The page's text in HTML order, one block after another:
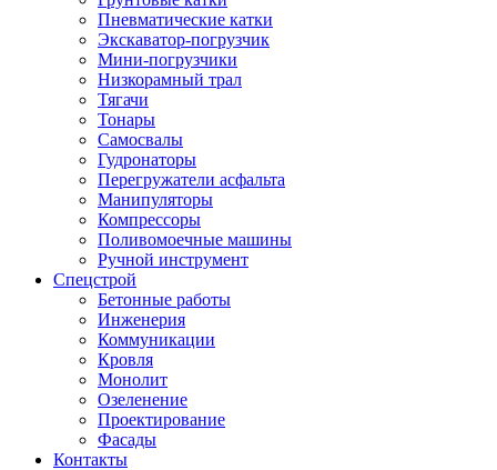
Пневматические катки
Экскаватор-погрузчик
Мини-погрузчики
Низкорамный трал
Тягачи
Тонары
Самосвалы
Гудронаторы
Перегружатели асфальта
Манипуляторы
Компрессоры
Поливомоечные машины
Ручной инструмент
Спецстрой
Бетонные работы
Инженерия
Коммуникации
Кровля
Монолит
Озеленение
Проектирование
Фасады
Контакты